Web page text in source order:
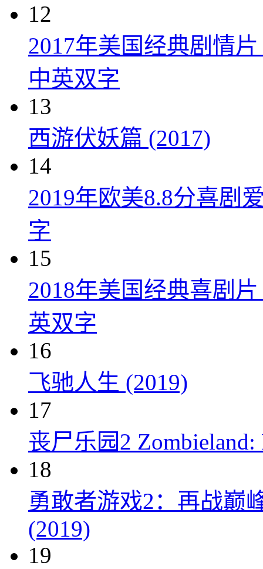
12
2017年美国经典剧情
中英双字
13
西游伏妖篇 (2017)
14
2019年欧美8.8分喜剧
字
15
2018年美国经典喜剧
英双字
16
飞驰人生 (2019)
17
丧尸乐园2 Zombieland:
18
勇敢者游戏2：再战巅
(2019)
19